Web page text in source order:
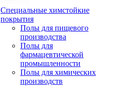
Специальные химстойкие
покрытия
Полы для пищевого
производства
Полы для
фармацевтической
промышленности
Полы для химических
производств